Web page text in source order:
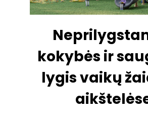
kokybės ir
lygis vaikų